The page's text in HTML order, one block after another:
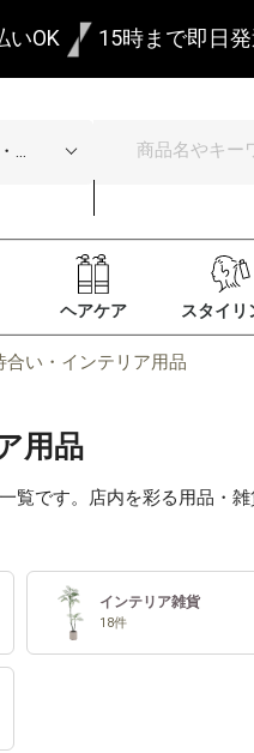
いOK 15時まで即日
ヘアケア スタイリ
合い・インテリア用品
用品
覧です。店内を彩る用品・
インテリア雑貨
18件